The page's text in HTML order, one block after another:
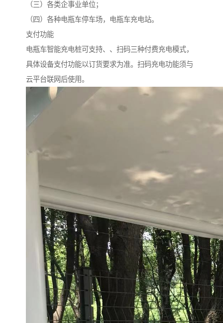
（三）各类企事业单位；
（四）各种电瓶车停车场，电瓶车充电站。
支付功能
电瓶车智能充电桩可支持、、扫码三种付费充电模式，
具体设备支付功能以订货要求为准。扫码充电功能须与
云平台联网后使用。